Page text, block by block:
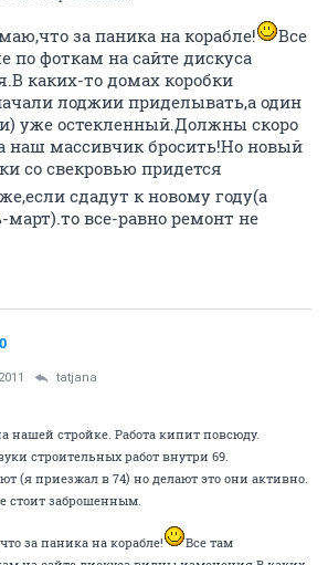
за паника на корабле!
Все
по фоткам на сайте дискуса
каких-то домах коробки
лоджии приделывать,а один
уже остекленный.Должны скоро
наш массивчик бросить!Но новый
со свекровью придется
сдадут к новому году(а
март).то все-равно ремонт не
tatjana
нашей стройке. Работа кипит повсюду.
строительных работ внутри 69.
(я приезжал в 74) но делают это они активно.
стоит заброшенным.
за паника на корабле!
Все там